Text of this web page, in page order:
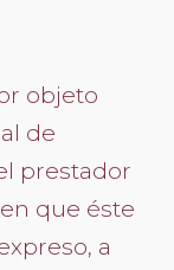
objeto
de
prestador
que éste
a